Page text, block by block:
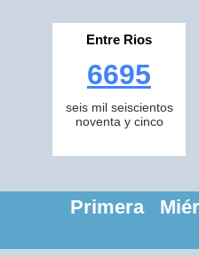
Entre Rios
6695
seis mil seiscientos
noventa y cinco
Primera